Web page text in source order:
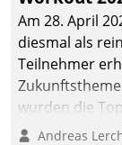
Lösungen mit
Am 28. April
diesmal als
Teilnehmer
wurden die
Andreas